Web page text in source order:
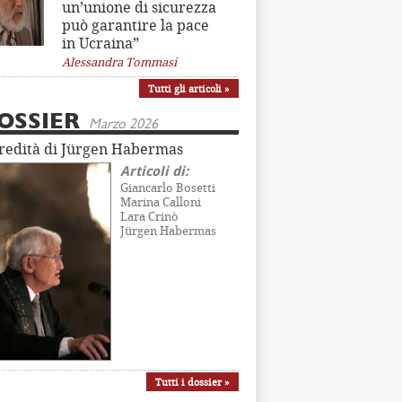
un’unione di sicurezza
può garantire la pace
in Ucraina”
Alessandra Tommasi
Tutti gli articoli »
Marzo 2026
di Jürgen Habermas
Articoli di:
Giancarlo Bosetti
Marina Calloni
Lara Crinò
Jürgen Habermas
Tutti i dossier »